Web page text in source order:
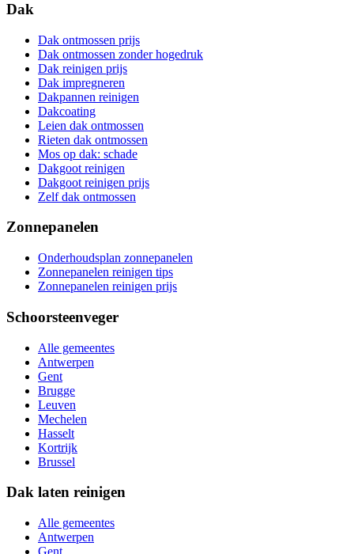
Dak
Dak ontmossen prijs
Dak ontmossen zonder hogedruk
Dak reinigen prijs
Dak impregneren
Dakpannen reinigen
Dakcoating
Leien dak ontmossen
Rieten dak ontmossen
Mos op dak: schade
Dakgoot reinigen
Dakgoot reinigen prijs
Zelf dak ontmossen
Zonnepanelen
Onderhoudsplan zonnepanelen
Zonnepanelen reinigen tips
Zonnepanelen reinigen prijs
Schoorsteenveger
Alle gemeentes
Antwerpen
Gent
Brugge
Leuven
Mechelen
Hasselt
Kortrijk
Brussel
Dak laten reinigen
Alle gemeentes
Antwerpen
Gent